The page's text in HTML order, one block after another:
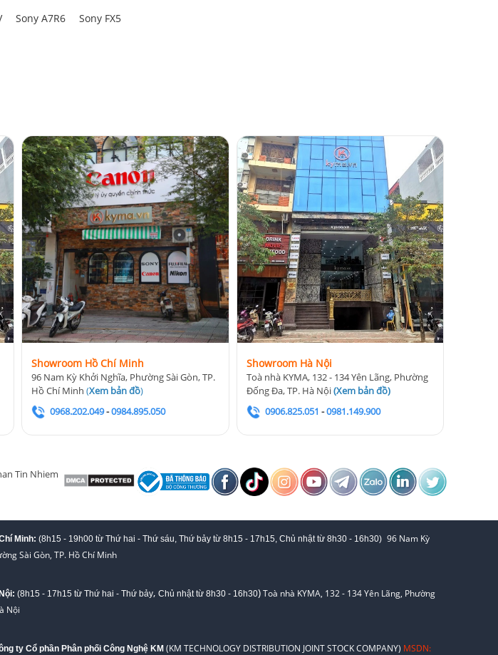
Sony A7R6 Sony FX5
Showroom Hồ Chí Minh
96 Nam Kỳ Khởi Nghĩa, Phường Sài Gòn, TP.
Hồ Chí Minh(Xem bản đồ)
0968.202.049-0984.895.050
Showroom Hà Nội
Toà nhà KYMA, 132 - 134 Yên Lãng, Phường
Đống Đa, TP. Hà Nội(Xem bản đồ)
0906.825.051 -0981.149.900
Minh: (8h15 - 19h00 từ Thứ hai - Thứ sáu, Thứ bảy từ 8h15 - 17h15, Chủ nhật từ 8h30 - 16h30) 96 Nam Kỳ
Sài Gòn, TP. Hồ Chí Minh
(8h15 - 17h15 từ Thứ hai - Thứ bảy, Chủ nhật từ 8h30 - 16h30)Toà nhà KYMA, 132 - 134 Yên Lãng, Phường
Nội
ty Cổ phần Phân phối Công Nghệ KM (KM TECHNOLOGY DISTRIBUTION JOINT STOCK COMPANY) MSDN: